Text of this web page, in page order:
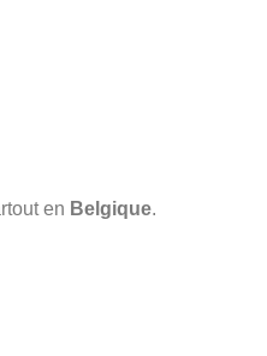
en Belgique.